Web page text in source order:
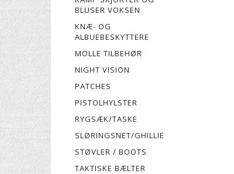
BLUSER VOKSEN
KNÆ- OG
ALBUEBESKYTTERE
MOLLE TILBEHØR
NIGHT VISION
PATCHES
PISTOLHYLSTER
RYGSÆK/TASKE
SLØRINGSNET/GHILLIE
STØVLER / BOOTS
TAKTISKE BÆLTER